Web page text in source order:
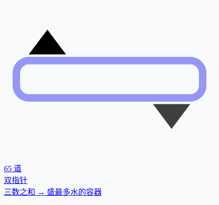
65 道
双指针
三数之和 → 盛最多水的容器